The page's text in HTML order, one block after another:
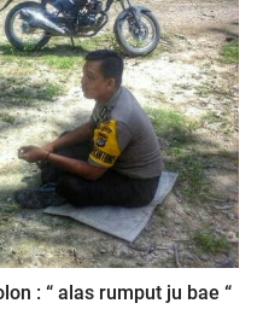
: “ alas rumput ju bae “